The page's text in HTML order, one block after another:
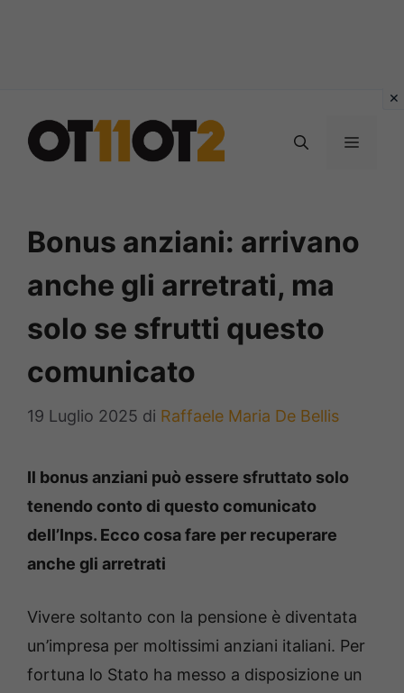
contenuto
MENU
Bonus anziani: arrivano
anche gli arretrati, ma
solo se sfrutti questo
comunicato
19 Luglio 2025 di Raffaele Maria De Bellis
Il bonus anziani può essere sfruttato solo
tenendo conto di questo comunicato
dell’Inps. Ecco cosa fare per recuperare
anche gli arretrati
Vivere soltanto con la pensione è diventata
un’impresa per moltissimi anziani italiani. Per
fortuna lo Stato ha messo a disposizione un